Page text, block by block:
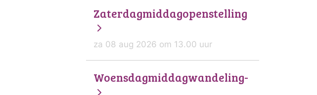
Zaterdagmiddagopenstelling
za 08 aug 2026 om 13.00 uur
Woensdagmiddagwandeling-